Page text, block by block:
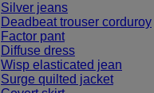
Silver jeans
Deadbeat trouser corduroy
Factor pant
Diffuse dress
Wisp elasticated jean
Surge quilted jacket